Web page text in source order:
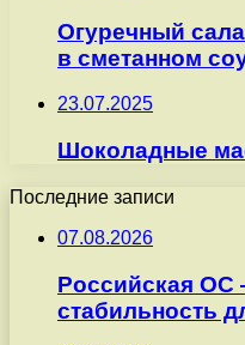
Огуречный
в сметанном
23.07.2025
Шоколадные
Последние записи
07.08.2026
Российская ОС
стабильность